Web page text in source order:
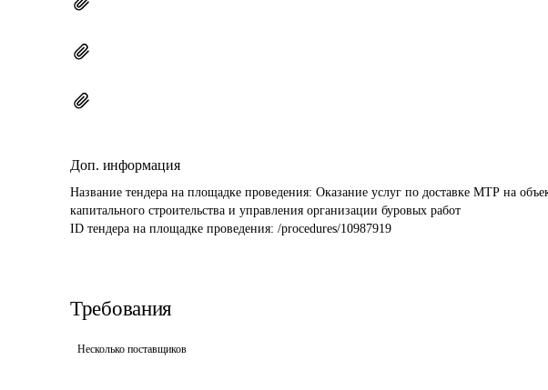
Доп. информация
Название тендера на площадке проведения: Оказание услуг по доставке МТР на
капитального строительства и управления организации буровых работ
ID тендера на площадке проведения: /procedures/10987919
Требования
Несколько поставщиков